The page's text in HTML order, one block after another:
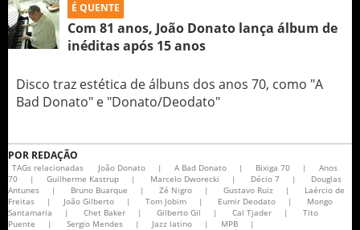
É QUENTE
Com 81 anos, João Donato lança álbum de
inéditas após 15 anos
Disco traz estética de álbuns dos anos 70, como "A
Bad Donato" e "Donato/Deodato"
POR REDAÇÃO
TAGs relacionadas João Donato | A Bad Donato | Bixiga 70 |
Anos
70
| Guilherme Kastrup | Marcelo Dworecki | Décio 7 |
Douglas
Antunes
| Bruno Buarque | Zé Nigro | Gustavo Ruiz |
Laércio de
Freitas
| João Gilberto | Tom Jobim | Eumir Deodato |
Mongo
Santamaria
| Chet Baker | Gilberto Gil | Cal Tjader |
Tito
Puente
| Sergio Mendes | Jazz latino | MPB |